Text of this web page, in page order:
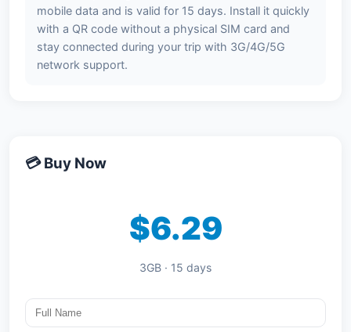
mobile data and is valid for 15 days. Install it quickly
with a QR code without a physical SIM card and
stay connected during your trip with 3G/4G/5G
network support.
💳 Buy Now
$6.29
3GB · 15 days